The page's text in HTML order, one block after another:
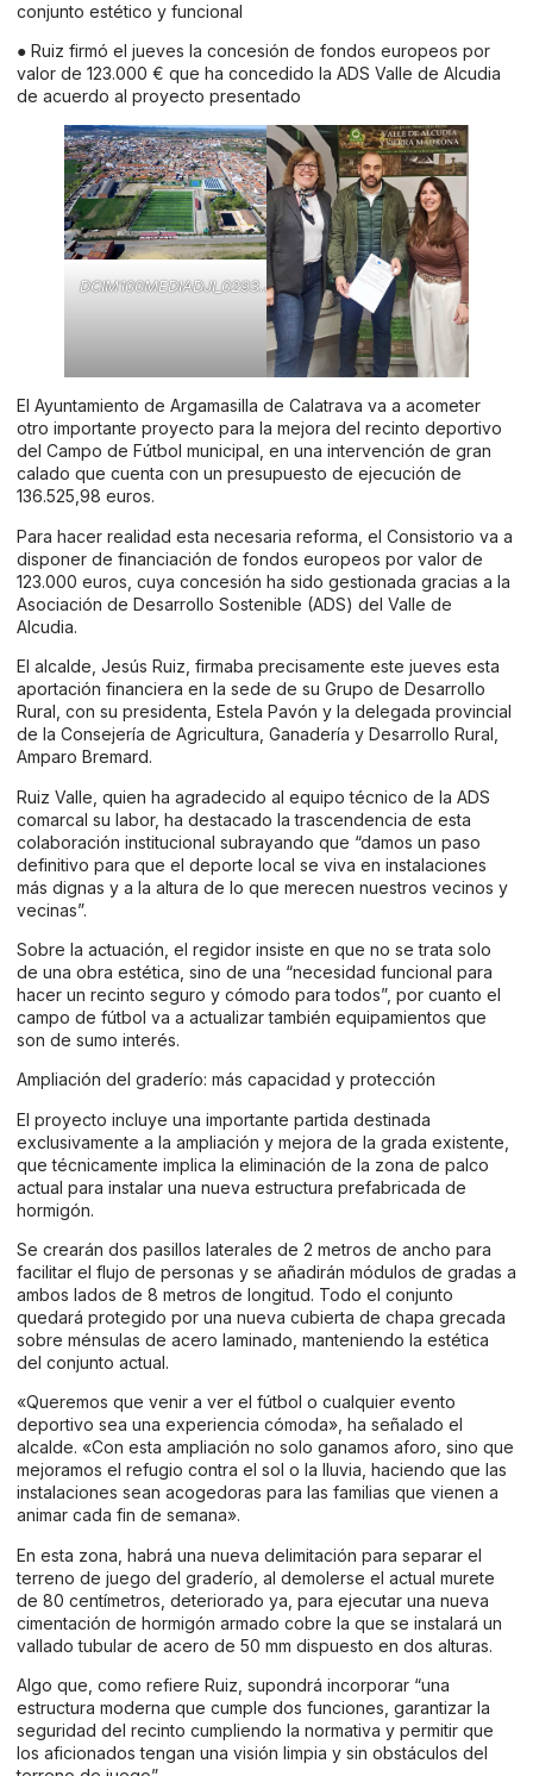
conjunto estético y funcional
● Ruiz firmó el jueves la concesión de fondos europeos por
valor de 123.000 € que ha concedido la ADS Valle de Alcudia
de acuerdo al proyecto presentado
DCIM100MEDIADJI_0293.JPG
El Ayuntamiento de Argamasilla de Calatrava va a acometer
otro importante proyecto para la mejora del recinto deportivo
del Campo de Fútbol municipal, en una intervención de gran
calado que cuenta con un presupuesto de ejecución de
136.525,98 euros.
Para hacer realidad esta necesaria reforma, el Consistorio va a
disponer de financiación de fondos europeos por valor de
123.000 euros, cuya concesión ha sido gestionada gracias a la
Asociación de Desarrollo Sostenible (ADS) del Valle de
Alcudia.
El alcalde, Jesús Ruiz, firmaba precisamente este jueves esta
aportación financiera en la sede de su Grupo de Desarrollo
Rural, con su presidenta, Estela Pavón y la delegada provincial
de la Consejería de Agricultura, Ganadería y Desarrollo Rural,
Amparo Bremard.
Ruiz Valle, quien ha agradecido al equipo técnico de la ADS
comarcal su labor, ha destacado la trascendencia de esta
colaboración institucional subrayando que “damos un paso
definitivo para que el deporte local se viva en instalaciones
más dignas y a la altura de lo que merecen nuestros vecinos y
vecinas”.
Sobre la actuación, el regidor insiste en que no se trata solo
de una obra estética, sino de una “necesidad funcional para
hacer un recinto seguro y cómodo para todos”, por cuanto el
campo de fútbol va a actualizar también equipamientos que
son de sumo interés.
Ampliación del graderío: más capacidad y protección
El proyecto incluye una importante partida destinada
exclusivamente a la ampliación y mejora de la grada existente,
que técnicamente implica la eliminación de la zona de palco
actual para instalar una nueva estructura prefabricada de
hormigón.
Se crearán dos pasillos laterales de 2 metros de ancho para
facilitar el flujo de personas y se añadirán módulos de gradas a
ambos lados de 8 metros de longitud. Todo el conjunto
quedará protegido por una nueva cubierta de chapa grecada
sobre ménsulas de acero laminado, manteniendo la estética
del conjunto actual.
«Queremos que venir a ver el fútbol o cualquier evento
deportivo sea una experiencia cómoda», ha señalado el
alcalde. «Con esta ampliación no solo ganamos aforo, sino que
mejoramos el refugio contra el sol o la lluvia, haciendo que las
instalaciones sean acogedoras para las familias que vienen a
animar cada fin de semana».
En esta zona, habrá una nueva delimitación para separar el
terreno de juego del graderío, al demolerse el actual murete
de 80 centímetros, deteriorado ya, para ejecutar una nueva
cimentación de hormigón armado cobre la que se instalará un
vallado tubular de acero de 50 mm dispuesto en dos alturas.
Algo que, como refiere Ruiz, supondrá incorporar “una
estructura moderna que cumple dos funciones, garantizar la
seguridad del recinto cumpliendo la normativa y permitir que
los aficionados tengan una visión limpia y sin obstáculos del